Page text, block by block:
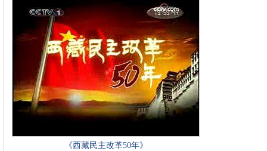
《西藏民主改革50年》